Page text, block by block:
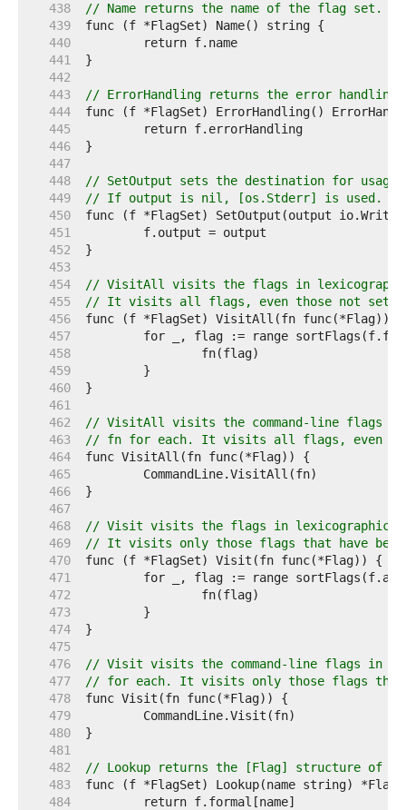
   438
// Name returns the name of the flag set.
   439
   440
   441
   442
   443
// ErrorHandling returns the error
   444
   445
   446
   447
   448
// SetOutput sets the destination for usage
   449
// If output is nil, [os.Stderr] is used.
   450
   451
   452
   453
   454
// VisitAll visits the flags in
   455
// It visits all flags, even those not set.
   456
   457
   458
   459
   460
   461
   462
// VisitAll visits the command-line flags
   463
// fn for each. It visits all flags, even
   464
   465
   466
   467
   468
// Visit visits the flags in
   469
// It visits only those flags that have
   470
   471
   472
   473
   474
   475
   476
// Visit visits the command-line flags in
   477
// for each. It visits only those flags that
   478
   479
   480
   481
   482
// Lookup returns the [Flag] structure of
   483
   484